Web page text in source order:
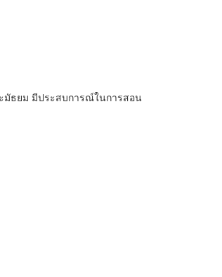
มัธยม มีประสบการณ์ในการสอน